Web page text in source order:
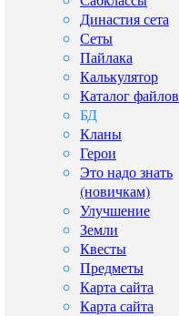
Династия сета
Сеты
Пайлака
Калькулятор
Каталог файлов
БД
Кланы
Герои
Это надо знать
(новичкам)
Улучшение
Земли
Квесты
Предметы
Карта сайта
Карта сайта